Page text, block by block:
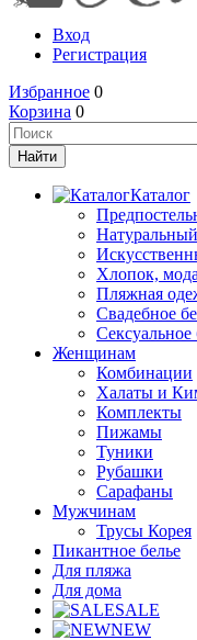
Вход
Регистрация
Избранное 0
Корзина 0
Каталог
Хлопок,
Пляжная
Свадебное
Сексуальное
Женщинам
Комбинации
Халаты и
Комплекты
Пижамы
Туники
Рубашки
Сарафаны
Мужчинам
Трусы Корея
Пикантное белье
Для пляжа
Для дома
SALE
NEW